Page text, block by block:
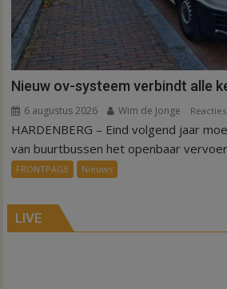
Nieuw ov-systeem verbindt alle
6 augustus 2026 Wim de Jonge
HARDENBERG – Eind volgend jaar
van buurtbussen het openbaar
FRONTPAGE Nieuws
LIVE